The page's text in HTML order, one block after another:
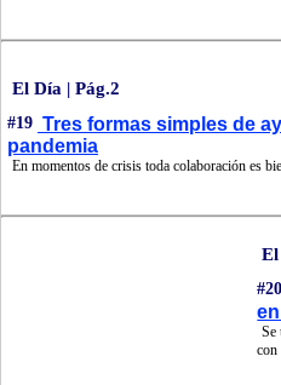
El Día | Pág.2
#19 Tres formas simples de
pandemia
En momentos de crisis toda colaboración es
El
#20
Se
con